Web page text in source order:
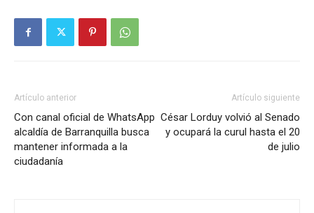
Artículo anterior
Con canal oficial de WhatsApp
alcaldía de Barranquilla busca
mantener informada a la
ciudadanía
Artículo siguiente
César Lorduy volvió al Senado
y ocupará la curul hasta el 20
de julio